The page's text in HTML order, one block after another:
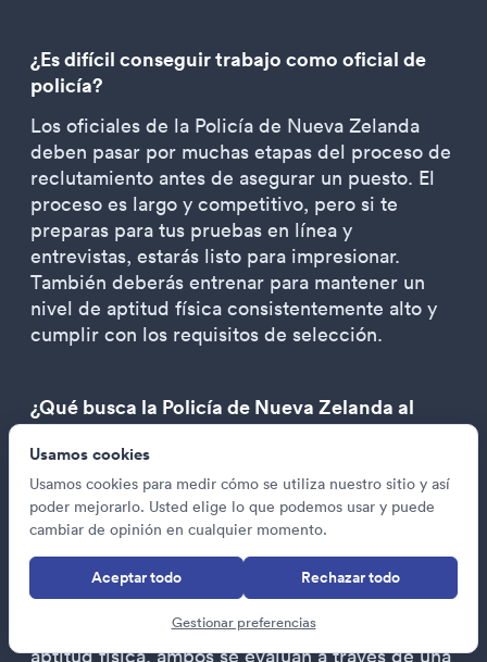
¿Es difícil conseguir trabajo como oficial de
policía?
Los oficiales de la Policía de Nueva Zelanda
deben pasar por muchas etapas del proceso de
reclutamiento antes de asegurar un puesto. El
proceso es largo y competitivo, pero si te
preparas para tus pruebas en línea y
entrevistas, estarás listo para impresionar.
También deberás entrenar para mantener un
nivel de aptitud física consistentemente alto y
cumplir con los requisitos de selección.
¿Qué busca la Policía de Nueva Zelanda al
contratar?
La Policía de Nueva Zelanda busca reclutas que
posean sus seisvalores fundamentalesy sean
profesionales, respetuosos, empáticos, trabajen
con integridad, valoren la diversidad y estén
comprometidos con Māori y el Tratado. Los
aspirantes también deben mostrar un buen
nivel de aptitud mental y tener un alto nivel de
aptitud física, ambos se evalúan a través de una
Usamos cookies
Usamos cookies para medir cómo se utiliza nuestro sitio y así
poder mejorarlo. Usted elige lo que podemos usar y puede
cambiar de opinión en cualquier momento.
Aceptar todo Rechazar todo
Gestionar preferencias